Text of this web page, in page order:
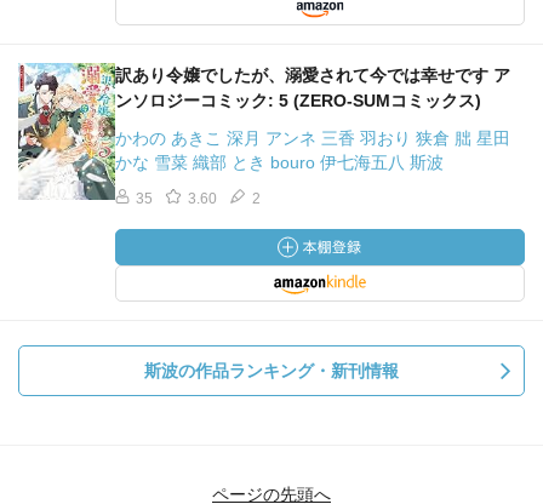
訳あり令嬢でしたが、溺愛されて今では幸せです ア
ンソロジーコミック: 5 (ZERO-SUMコミックス)
かわの あきこ 深月 アンネ 三香 羽おり 狭倉 朏 星田
かな 雪菜 織部 とき bouro 伊七海五八 斯波
35 3.60 2
斯波の作品ランキング・新刊情報
ページの先頭へ